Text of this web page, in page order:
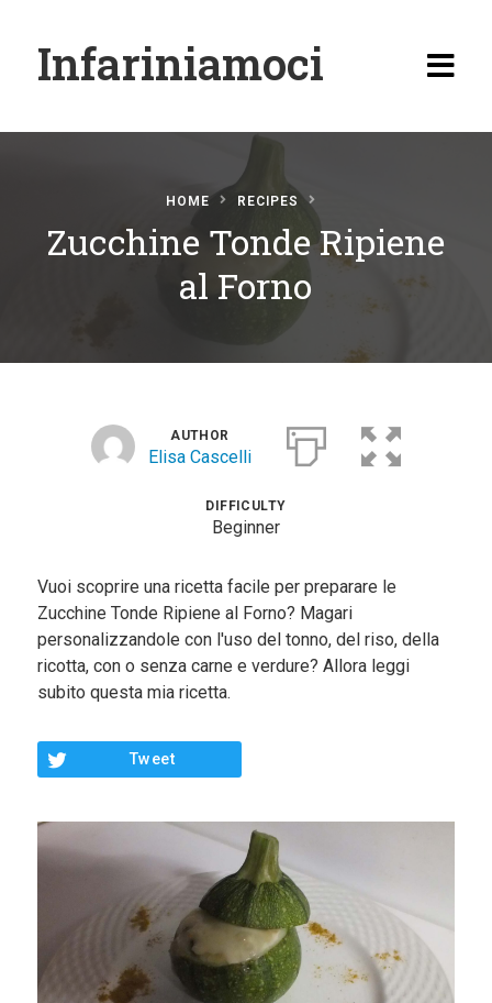
Infariniamoci
Home
Dolci
Light
Panini
Varie
Chi Sono
HOME RECIPES
Zucchine Tonde Ripiene
al Forno
AUTHOR
Elisa Cascelli
DIFFICULTY
Beginner
Vuoi scoprire una ricetta facile per preparare le
Zucchine Tonde Ripiene al Forno? Magari
personalizzandole con l'uso del tonno, del riso, della
ricotta, con o senza carne e verdure? Allora leggi
subito questa mia ricetta.
Tweet